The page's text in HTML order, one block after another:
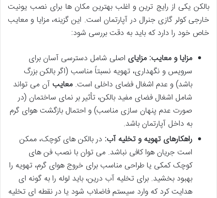
بالکن یکی از رایج ترین و اغلب بهترین مکان ها برای نصب یونیت
خارجی کولر گازی جنرال در آپارتمان است. این گزینه، مزایا و معایب
خاص خود را دارد که باید به دقت بررسی شود:
مزایا و معایب: مزایای اصلی شامل دسترسی آسان برای
سرویس و نگهداری، تهویه نسبتاً مناسب (اگر بالکن بزرگ
باشد) و عدم اشغال فضای داخلی است. معایب آن می تواند
شامل اشغال فضای مفید بالکن، تأثیر بر نمای ساختمان (در
صورت عدم پنهان سازی مناسب) و احتمال بازگشت هوای گرم
به داخل آپارتمان باشد.
راهکارهای تهویه و تخلیه آب: در بالکن های کوچک، ممکن
است جریان هوا کافی نباشد. می توان با نصب فن های
کوچک کمکی یا طراحی مناسب برای خروج هوای گرم، تهویه را
بهبود بخشید. برای تخلیه آب درین، باید لوله را به گونه ای
هدایت کرد که وارد سیستم فاضلاب شود یا در نقطه ای تخلیه